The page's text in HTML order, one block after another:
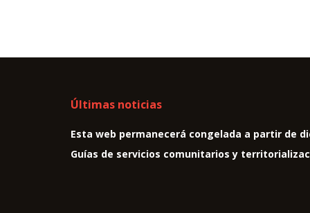
Últimas noticias
Esta web permanecerá congelada a partir de
Guías de servicios comunitarios y